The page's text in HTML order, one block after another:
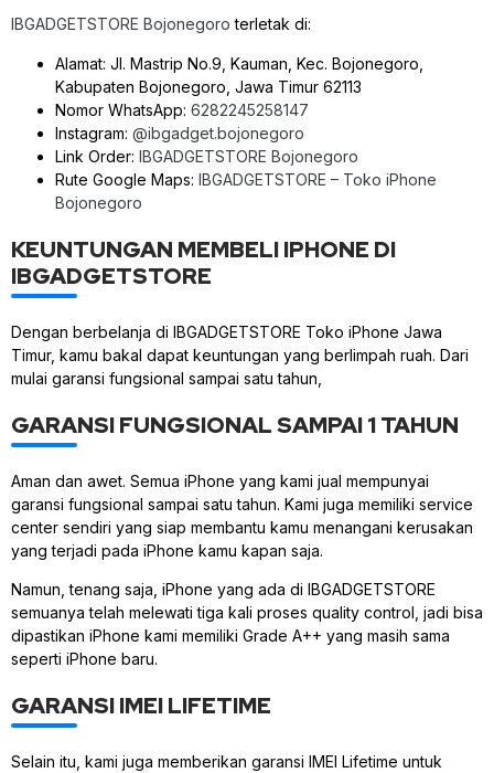
IBGADGETSTORE Bojonegoro terletak di:
Alamat: Jl. Mastrip No.9, Kauman, Kec. Bojonegoro,
Kabupaten Bojonegoro, Jawa Timur 62113
Nomor WhatsApp: 6282245258147
Instagram: @ibgadget.bojonegoro
Link Order: IBGADGETSTORE Bojonegoro
Rute Google Maps: IBGADGETSTORE – Toko iPhone
Bojonegoro
KEUNTUNGAN MEMBELI IPHONE DI
IBGADGETSTORE
Dengan berbelanja di IBGADGETSTORE Toko iPhone Jawa
Timur, kamu bakal dapat keuntungan yang berlimpah ruah. Dari
mulai garansi fungsional sampai satu tahun,
GARANSI FUNGSIONAL SAMPAI 1 TAHUN
Aman dan awet. Semua iPhone yang kami jual mempunyai
garansi fungsional sampai satu tahun. Kami juga memiliki service
center sendiri yang siap membantu kamu menangani kerusakan
yang terjadi pada iPhone kamu kapan saja.
Namun, tenang saja, iPhone yang ada di IBGADGETSTORE
semuanya telah melewati tiga kali proses quality control, jadi bisa
dipastikan iPhone kami memiliki Grade A++ yang masih sama
seperti iPhone baru.
GARANSI IMEI LIFETIME
Selain itu, kami juga memberikan garansi IMEI Lifetime untuk